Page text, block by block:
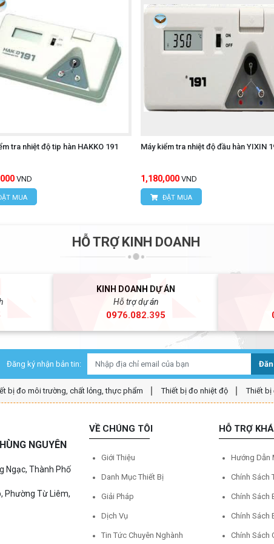
phản hồi nhanh và hoạt động ổn định, BK2600 giúp
Đây là lựa chọn lý tưởng cho những đơn vị yêu cầu
minh BAKON BK2600 chính hãng hãy liên hệ trực
NGHỆ HÙNG NGUYÊN
16/28 Đỗ Xuân Hợp, Phường Từ Liêm, TP. Hà Nội
Xã Tân Kiên, Huyện Bình Chánh, Thành phố Hồ Chí
T UTi716S
tra nhiệt độ tip hàn HAKKO 191
VND
MUA
Máy kiểm tra nhiệt độ đầu hàn YIXIN
1,180,000 VND
ĐẶT MUA
HỖ TRỢ KINH DOANH
KINH DOANH DỰ ÁN
Hỗ trợ dự án
0976.082.395
Đăng ký nhận bản tin:
bị đo môi trường, chất lỏng, thực phẩm Thiết bị đo nhiệt độ Thiết bị
NGUYÊN
Ngạc, Thành Phố
Phường Từ Liêm,
VỀ CHÚNG TÔI
Giới Thiệu
Danh Mục Thiết Bị
Giải Pháp
Dịch Vụ
Tin Tức Chuyên Nghành
HỖ TRỢ
Hướng Dẫn
Chính Sách
Chính Sách
Chính Sách
Chính Sách